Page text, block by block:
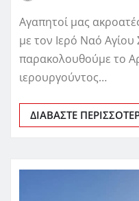
Αγαπητοί μας
με τον Ιερό Ναό
παρακολουθούμε το
ιερουργούντος…
ΔΙΑΒΆΣΤΕ